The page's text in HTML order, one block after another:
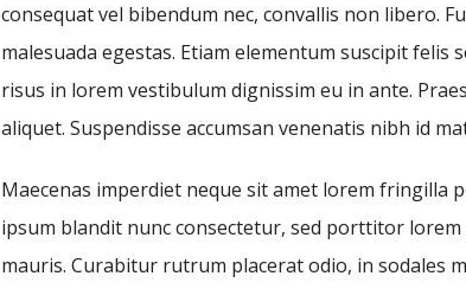
consequat vel bibendum nec, convallis non libero.
malesuada egestas. Etiam elementum suscipit felis
risus in lorem vestibulum dignissim eu in ante.
aliquet. Suspendisse accumsan venenatis nibh id
Maecenas imperdiet neque sit amet lorem fringilla
ipsum blandit nunc consectetur, sed porttitor
mauris. Curabitur rutrum placerat odio, in sodales